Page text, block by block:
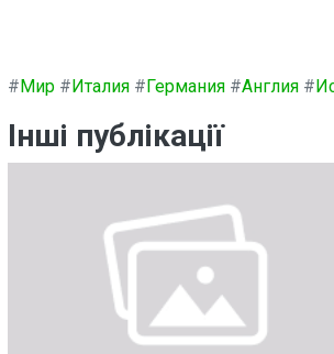
#Мир #Италия #Германия #Англия #
Інші публікації